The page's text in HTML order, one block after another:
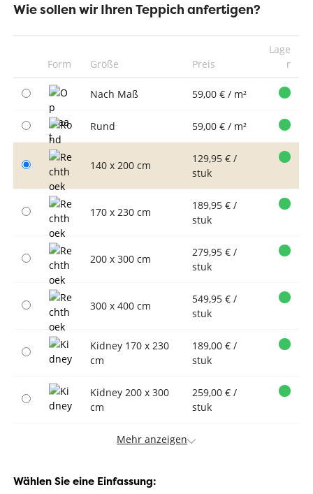
Wie sollen wir Ihren Teppich anfertigen?
Form Größe Preis
Lage
r
Nach Maß 59,00 € / m²
Rund 59,00 € / m²
140 x 200 cm
129,95 € /
stuk
170 x 230 cm
189,95 € /
stuk
200 x 300 cm
279,95 € /
stuk
300 x 400 cm
549,95 € /
stuk
Kidney 170 x 230
cm
189,00 € /
stuk
Kidney 200 x 300
cm
259,00 € /
stuk
Mehr anzeigen
Wählen Sie eine Einfassung: